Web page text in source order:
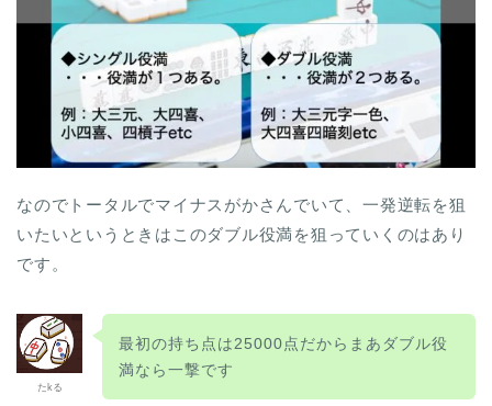
なのでトータルでマイナスがかさんでいて、一発逆転を狙
いたいというときはこのダブル役満を狙っていくのはあり
です。
たkる
最初の持ち点は25000点だからまあダブル役
満なら一撃です